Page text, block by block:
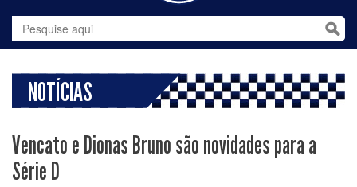
NOTÍCIAS
Vencato e Dionas Bruno são novidades para a
Série D